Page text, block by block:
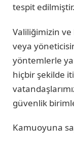
tespit edilmiştir.
Valiliğimizin
veya
yöntemlerle
hiçbir şekilde
güvenlik
Kamuoyuna